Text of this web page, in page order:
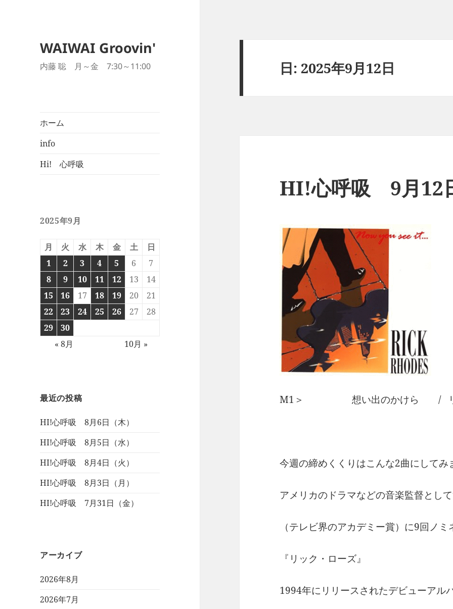
WAIWAI Groovin'
内藤 聡 月～金 7:30～11:00
ホーム
info
Hi! 心呼吸
2025年9月
月 火 水 木 金 土
日
1
2 3 4 5 6
7
8
9 10 11 12 13
14
15
16 17 18 19 20
21
22
23 24 25 26 27
28
29
30
« 8月
10月 »
最近の投稿
HI!心呼吸 8月6日（木）
HI!心呼吸 8月5日（水）
HI!心呼吸 8月4日（火）
HI!心呼吸 8月3日（月）
HI!心呼吸 7月31日（金）
アーカイブ
2026年8月
2026年7月
日: 2025年9月12日
HI!心呼吸 9月12
M1＞ 想い出のかけら / リッ
今週の締めくくりはこんな2曲にしてみ
アメリカのドラマなどの音楽監督とし
（テレビ界のアカデミー賞）に9回ノ
『リック・ローズ』
1994年にリリースされたデビューアル